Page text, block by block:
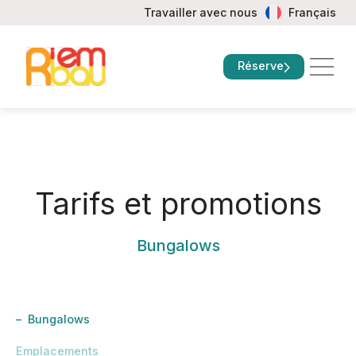
Travailler avec nous Français
Réserve
Tarifs et promotions
Bungalows
Bungalows
Emplacements